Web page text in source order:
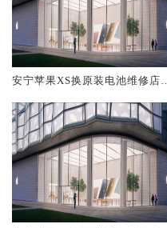
安宁苹果XS换原装电池维修店大